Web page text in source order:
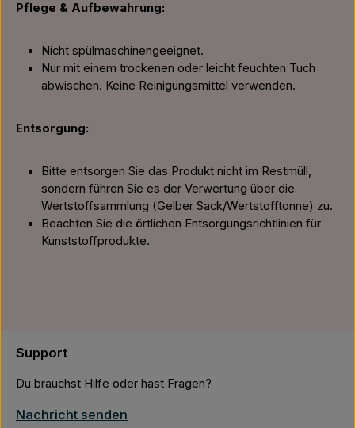
Pflege & Aufbewahrung:
Nicht spülmaschinengeeignet.
Nur mit einem trockenen oder leicht feuchten Tuch
abwischen. Keine Reinigungsmittel verwenden.
Entsorgung:
Bitte entsorgen Sie das Produkt nicht im Restmüll,
sondern führen Sie es der Verwertung über die
Wertstoffsammlung (Gelber Sack/Wertstofftonne) zu.
Beachten Sie die örtlichen Entsorgungsrichtlinien für
Kunststoffprodukte.
Support
Du brauchst Hilfe oder hast Fragen?
Nachricht senden